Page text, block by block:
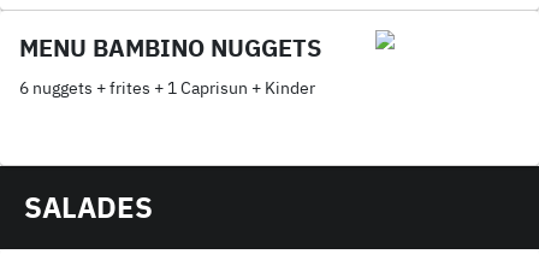
MENU BAMBINO NUGGETS
6 nuggets + frites + 1 Caprisun + Kinder
SALADES